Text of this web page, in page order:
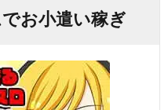
お小遣い稼ぎ